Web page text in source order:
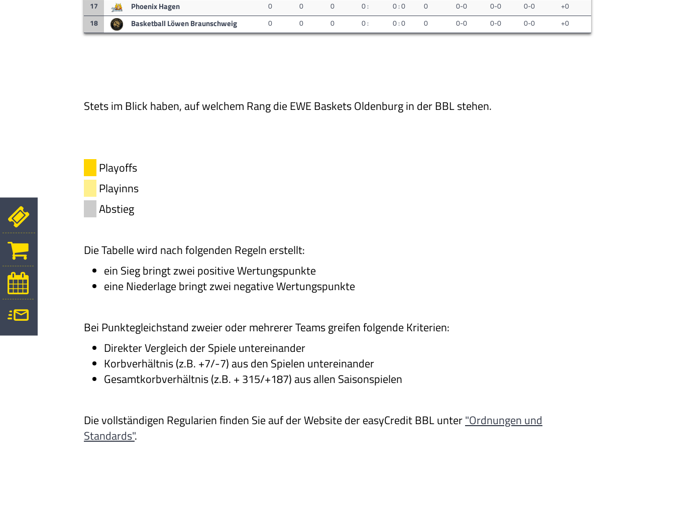
17
Phoenix Hagen 0 0 0 0 : 0 : 0 0 0-0 0-0 0-0
+0
18
Basketball Löwen Braunschweig 0 0 0 0 : 0 : 0 0 0-0 0-0 0-0 +0
Stets im Blick haben, auf welchem Rang die EWE Baskets Oldenburg in der BBL stehen.
Playoffs
Playinns
Abstieg
Die Tabelle wird nach folgenden Regeln erstellt:
ein Sieg bringt zwei positive Wertungspunkte
eine Niederlage bringt zwei negative Wertungspunkte
Bei Punktegleichstand zweier oder mehrerer Teams greifen folgende Kriterien:
Direkter Vergleich der Spiele untereinander
Korbverhältnis (z.B. +7/-7) aus den Spielen untereinander
Gesamtkorbverhältnis (z.B. + 315/+187) aus allen Saisonspielen
Die vollständigen Regularien finden Sie auf der Website der easyCredit BBL unter"Ordnungen und
Standards".